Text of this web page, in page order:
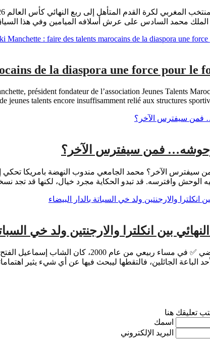
الملك محمد السادس على عرش أسلافه الميامين وفي هذا
de la diaspora une force pour le
président fondateur de l’association Jeunes Talents
talents encore insuffisamment relié aux structures
فمن سيفترس الآخر؟
الآخر؟ محمد الجامعي مندوب النهضة بامريكا
الوحش وافترسه. قد تبدو الحكاية مجرد خيال، لكنها قد تجد
بين انكلترا والارجنتين ولد خي
الباعة الجائلين، فالتقطها ليبحث فيها عن أي شيء يثير
تعليقك هنا
اسمك
البريد الإلكتروني